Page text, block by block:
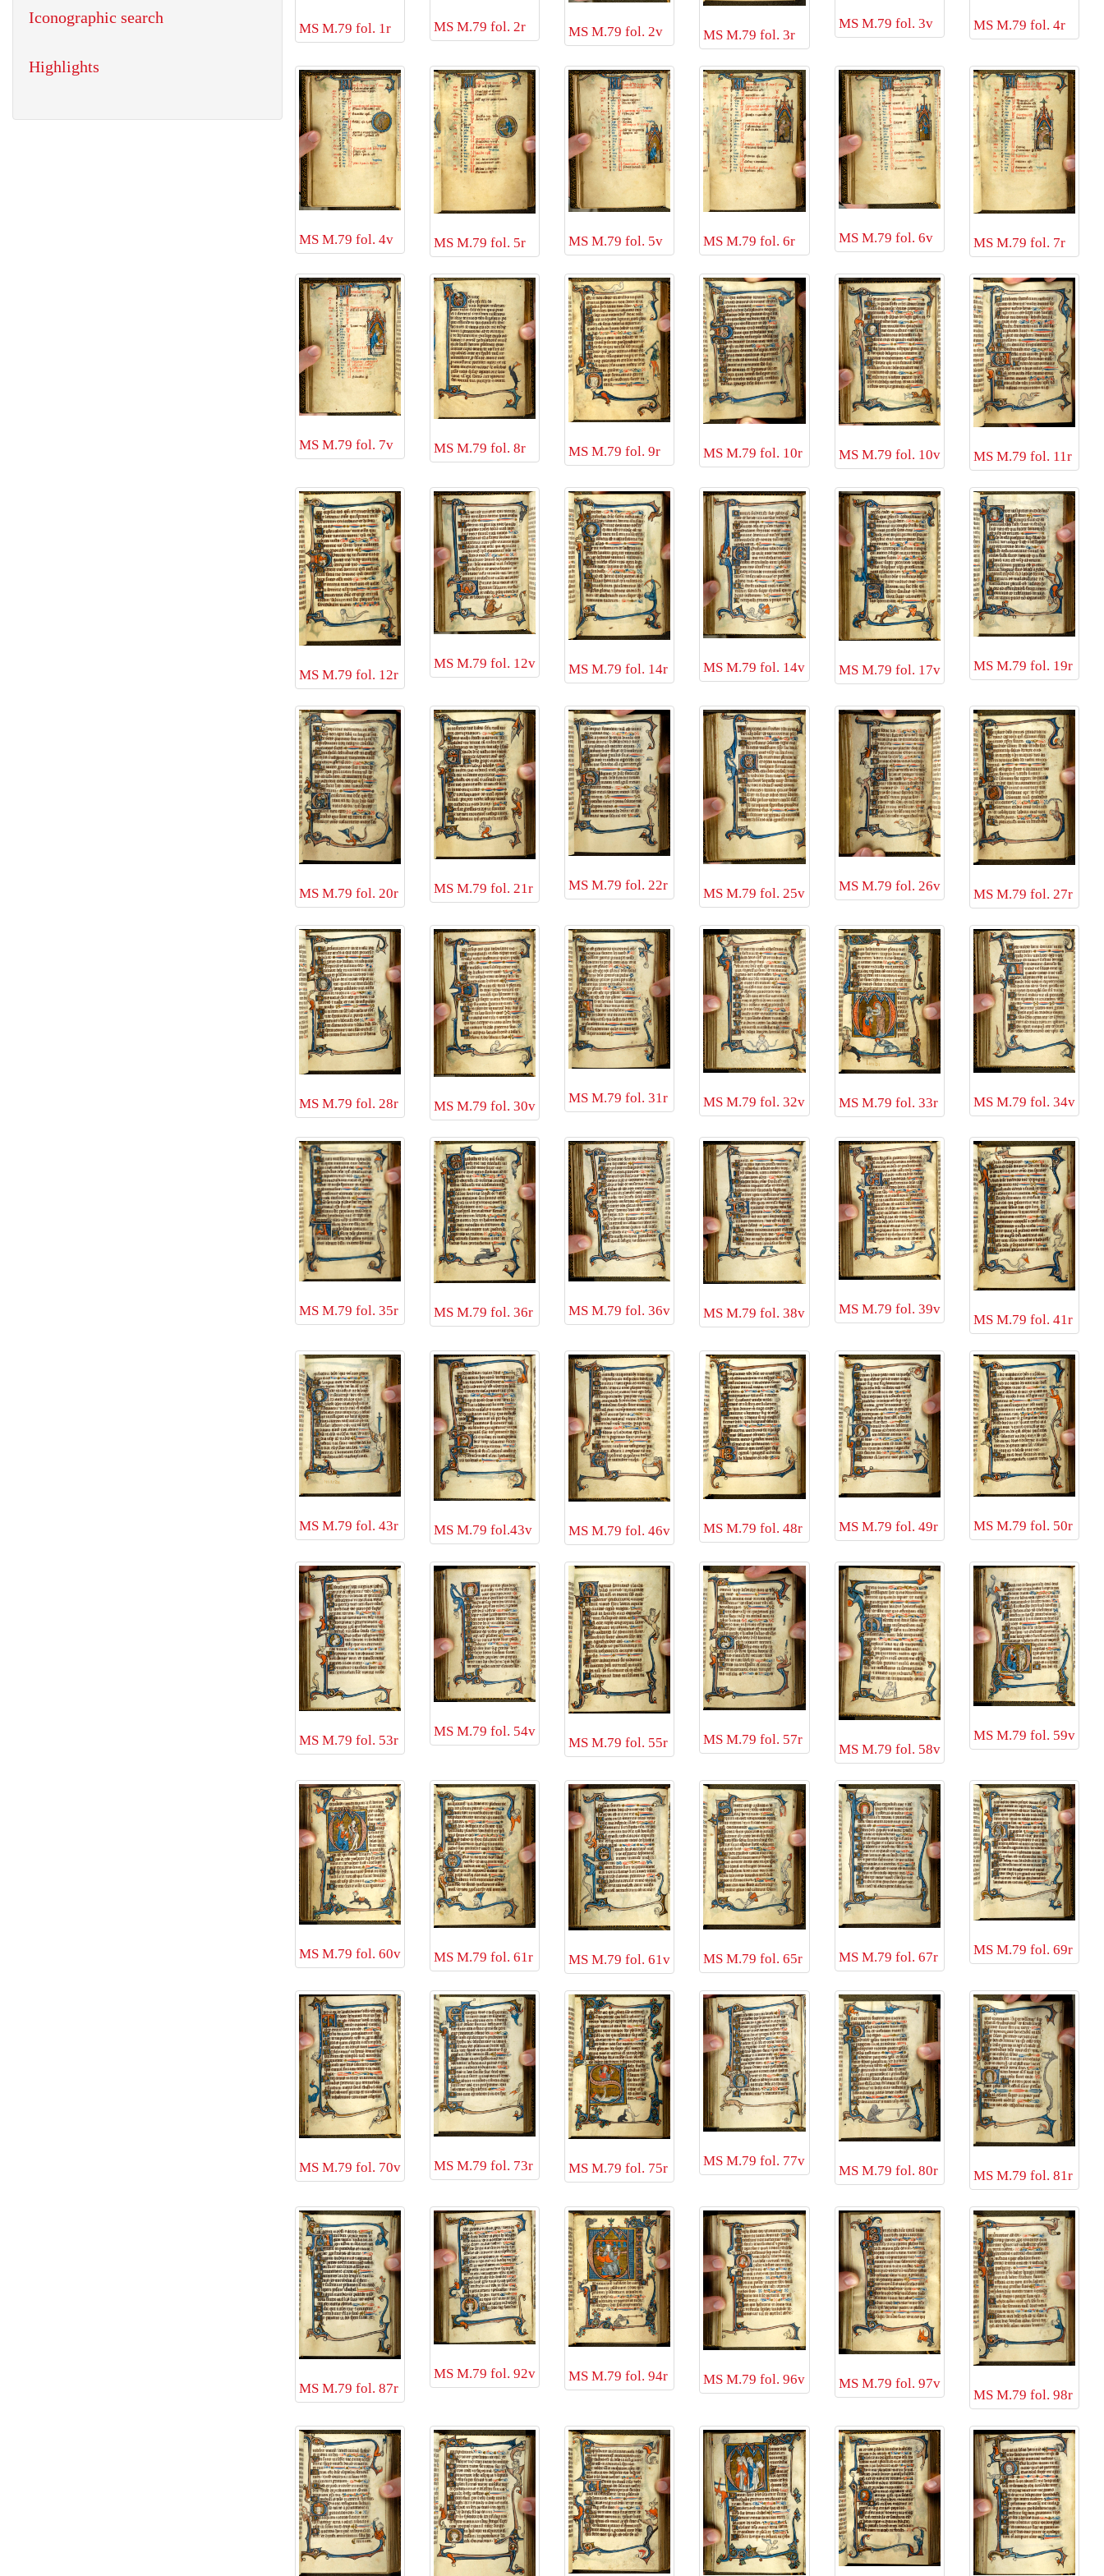
MS M.79 fol. 1r MS M.79 fol. 2r MS M.79 fol. 2v MS M.79 fol. 3r
MS M.79 fol. 3v MS M.79 fol. 4r
MS M.79 fol. 4v MS M.79 fol. 5r MS M.79 fol. 5v MS M.79 fol. 6r MS M.79 fol. 6v MS M.79 fol. 7r
MS M.79 fol. 7v MS M.79 fol. 8r MS M.79 fol. 9r MS M.79 fol. 10r MS M.79 fol. 10v MS M.79 fol. 11r
MS M.79 fol. 12r
MS M.79 fol. 12v MS M.79 fol. 14r MS M.79 fol. 14v MS M.79 fol. 17v MS M.79 fol. 19r
MS M.79 fol. 20r MS M.79 fol. 21r MS M.79 fol. 22r
MS M.79 fol. 25v MS M.79 fol. 26v
MS M.79 fol. 27r
MS M.79 fol. 28r MS M.79 fol. 30v
MS M.79 fol. 31r MS M.79 fol. 32v MS M.79 fol. 33r MS M.79 fol. 34v
MS M.79 fol. 35r MS M.79 fol. 36r MS M.79 fol. 36v MS M.79 fol. 38v MS M.79 fol. 39v
MS M.79 fol. 41r
MS M.79 fol. 43r MS M.79 fol.43v MS M.79 fol. 46v MS M.79 fol. 48r MS M.79 fol. 49r MS M.79 fol. 50r
MS M.79 fol. 53r
MS M.79 fol. 54v
MS M.79 fol. 55r MS M.79 fol. 57r
MS M.79 fol. 58v
MS M.79 fol. 59v
MS M.79 fol. 60v MS M.79 fol. 61r MS M.79 fol. 61v MS M.79 fol. 65r MS M.79 fol. 67r MS M.79 fol. 69r
MS M.79 fol. 70v MS M.79 fol. 73r MS M.79 fol. 75r MS M.79 fol. 77v
MS M.79 fol. 80r MS M.79 fol. 81r
MS M.79 fol. 87r
MS M.79 fol. 92v MS M.79 fol. 94r MS M.79 fol. 96v MS M.79 fol. 97v
MS M.79 fol. 98r
Iconographic search
Highlights